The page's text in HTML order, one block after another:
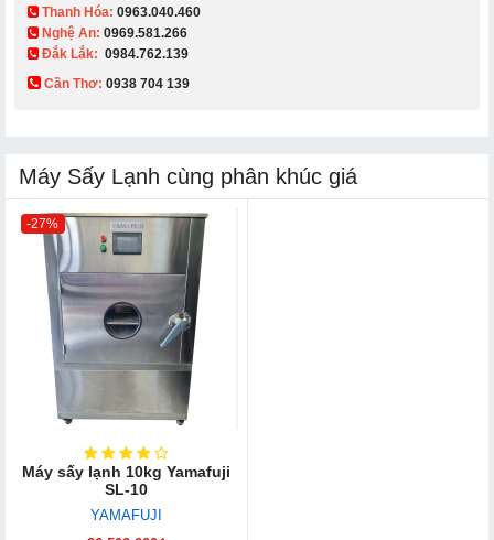
Thanh Hóa: 0963.040.460
Nghệ An: 0969.581.266
Đắk Lắk: 0984.762.139
Cần Thơ: 0938 704 139​
Máy Sấy Lạnh cùng phân khúc giá
-27%
Máy sấy lạnh 10kg Yamafuji
SL-10
YAMAFUJI